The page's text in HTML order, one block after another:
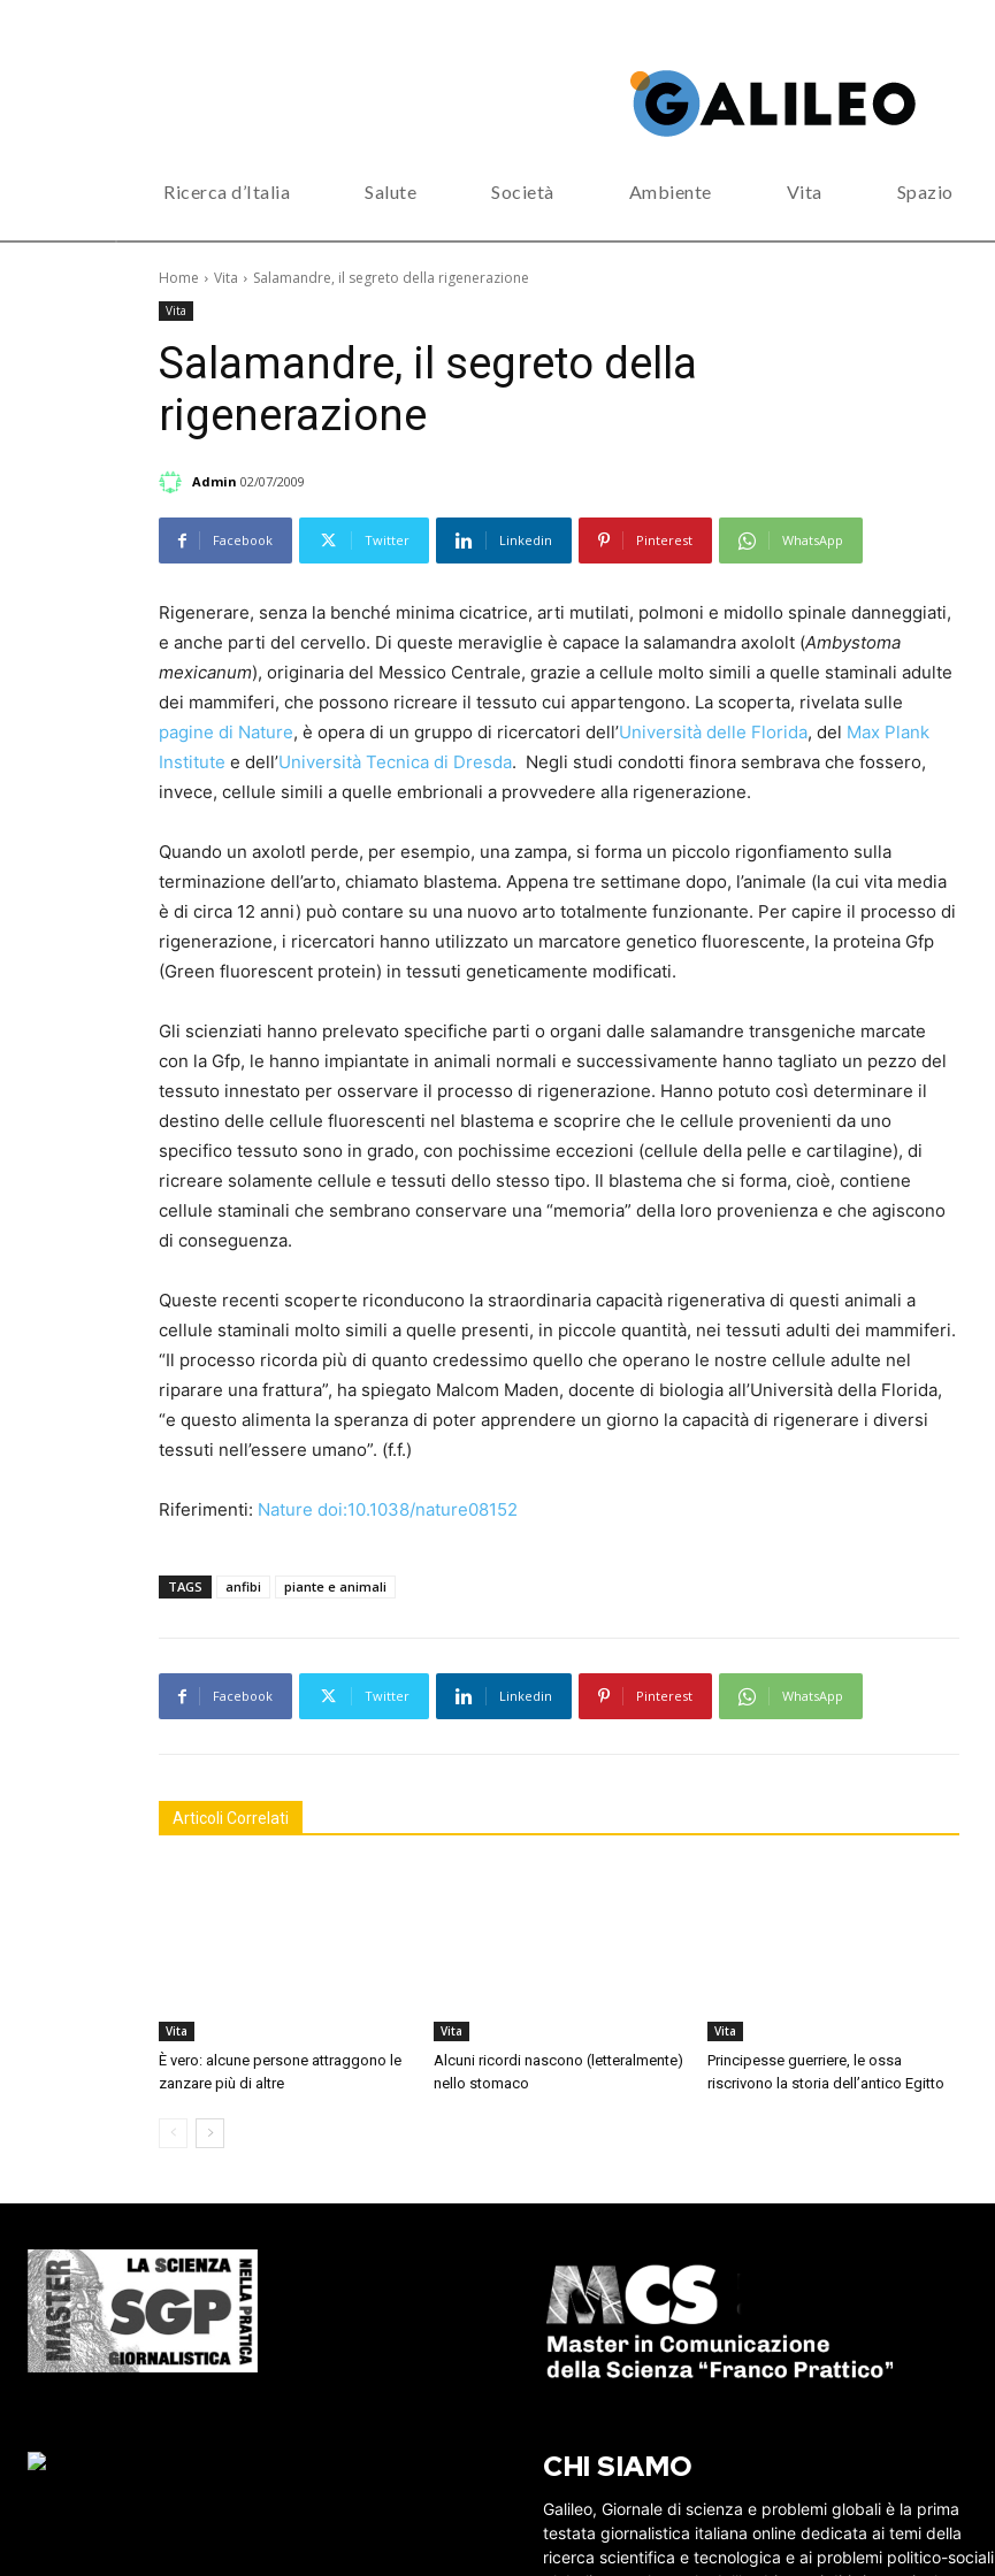
Ricerca d’Italia Salute Società Ambiente Vita Spazio
Home Vita Salamandre, il segreto della rigenerazione
Vita
Salamandre, il segreto della
rigenerazione
Admin 02/07/2009
Facebook Twitter Linkedin Pinterest WhatsApp
Rigenerare, senza la benché minima cicatrice, arti mutilati, polmoni e midollo spinale danneggiati,
e anche parti del cervello. Di queste meraviglie è capace la salamandra axololt (Ambystoma
mexicanum), originaria del Messico Centrale, grazie a cellule molto simili a quelle staminali adulte
dei mammiferi, che possono ricreare il tessuto cui appartengono. La scoperta, rivelata sulle
pagine di Nature, è opera di un gruppo di ricercatori dell’Università delle Florida, del Max Plank
Institute e dell’Università Tecnica di Dresda. Negli studi condotti finora sembrava che fossero,
invece, cellule simili a quelle embrionali a provvedere alla rigenerazione.
Quando un axolotl perde, per esempio, una zampa, si forma un piccolo rigonfiamento sulla
terminazione dell’arto, chiamato blastema. Appena tre settimane dopo, l’animale (la cui vita media
è di circa 12 anni) può contare su una nuovo arto totalmente funzionante. Per capire il processo di
rigenerazione, i ricercatori hanno utilizzato un marcatore genetico fluorescente, la proteina Gfp
(Green fluorescent protein) in tessuti geneticamente modificati.
Gli scienziati hanno prelevato specifiche parti o organi dalle salamandre transgeniche marcate
con la Gfp, le hanno impiantate in animali normali e successivamente hanno tagliato un pezzo del
tessuto innestato per osservare il processo di rigenerazione. Hanno potuto così determinare il
destino delle cellule fluorescenti nel blastema e scoprire che le cellule provenienti da uno
specifico tessuto sono in grado, con pochissime eccezioni (cellule della pelle e cartilagine), di
ricreare solamente cellule e tessuti dello stesso tipo. Il blastema che si forma, cioè, contiene
cellule staminali che sembrano conservare una “memoria” della loro provenienza e che agiscono
di conseguenza.
Queste recenti scoperte riconducono la straordinaria capacità rigenerativa di questi animali a
cellule staminali molto simili a quelle presenti, in piccole quantità, nei tessuti adulti dei mammiferi.
“Il processo ricorda più di quanto credessimo quello che operano le nostre cellule adulte nel
riparare una frattura”, ha spiegato Malcom Maden, docente di biologia all’Università della Florida,
“e questo alimenta la speranza di poter apprendere un giorno la capacità di rigenerare i diversi
tessuti nell’essere umano”. (f.f.)
Riferimenti: Nature doi:10.1038/nature08152
TAGS anfibi piante e animali
Facebook Twitter Linkedin Pinterest WhatsApp
Articoli Correlati
Vita
È vero: alcune persone attraggono le
zanzare più di altre
Vita
Alcuni ricordi nascono (letteralmente)
nello stomaco
Vita
Principesse guerriere, le ossa
riscrivono la storia dell’antico Egitto
CHI SIAMO
Galileo, Giornale di scienza e problemi globali è la prima
testata giornalistica italiana online dedicata ai temi della
ricerca scientifica e tecnologica e ai problemi politico-sociali